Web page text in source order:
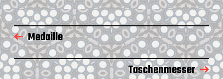
t
u
m
B
r
o
s
c
h
e
Medaille
Taschenmesser